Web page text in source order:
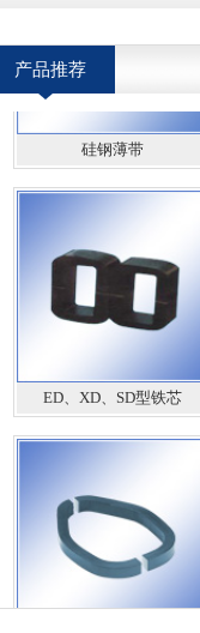
【2024/03/10】
产品推荐
硅钢薄带
ED、XD、SD型铁芯